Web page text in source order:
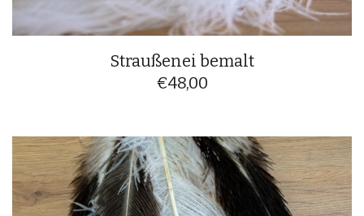
Straußenei bemalt
€48,00